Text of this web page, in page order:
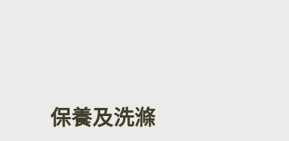
保養及洗滌